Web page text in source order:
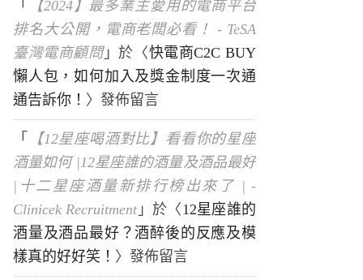
「
【2024】最多業主愛用的電商平台
排名大公開，電商老闆必看！ - TeSA
臺灣電商顧問」於〈快電商C2C BUY
懶人包，如何加入及獎金制度一次通
通告訴你！ 〉發佈留言
「
【12星座喝酒對比】看看你的星座
酒量如何 |12星座誰的酒量及酒品最好
|十二星座酒量新排行榜出來了 | -
Clinicek Recruitment 」於〈 12星座誰的
酒量及酒品最好？酒醉後的反應及模
樣真的好好笑！ 〉發佈留言